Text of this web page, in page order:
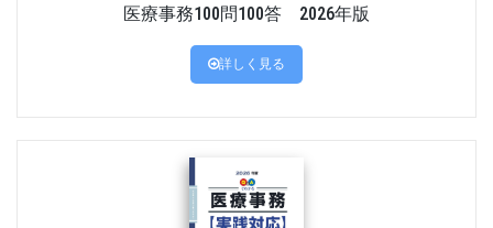
医療事務100問100答 2026年版
詳しく見る